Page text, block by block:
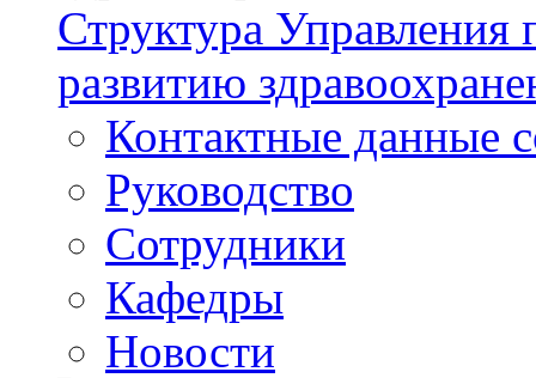
Структура
развитию
Контактные данные
Руководство
Сотрудники
Кафедры
Новости